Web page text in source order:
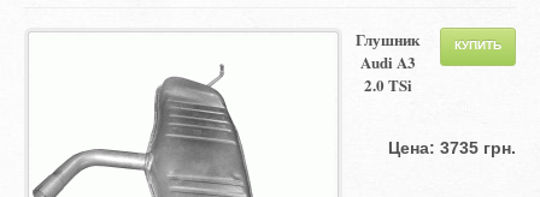
Цена: 3735 грн.
Глушник
Audi A3
2.0 TSi